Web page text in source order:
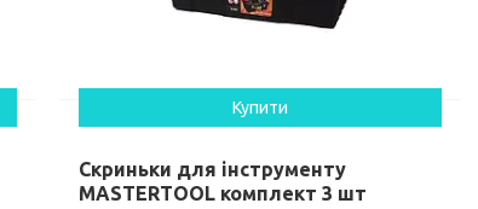
Купити
Скриньки для інструменту
MASTERTOOL комплект 3 шт